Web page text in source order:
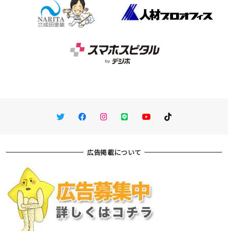
TwitterFacebookInstagram
LINE You TubeTikTok
広告掲載について